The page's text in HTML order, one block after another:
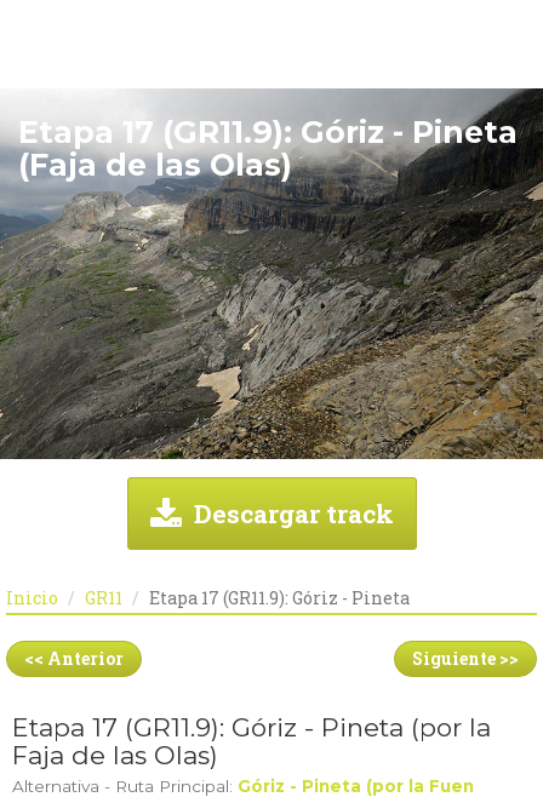
Etapa 17 (GR11.9): Góriz - Pineta
(Faja de las Olas)
Descargar track
Inicio GR11 Etapa 17 (GR11.9): Góriz - Pineta
<< Anterior Siguiente >>
Etapa 17 (GR11.9): Góriz - Pineta (por la
Faja de las Olas)
Alternativa - Ruta Principal: Góriz - Pineta (por la Fuen